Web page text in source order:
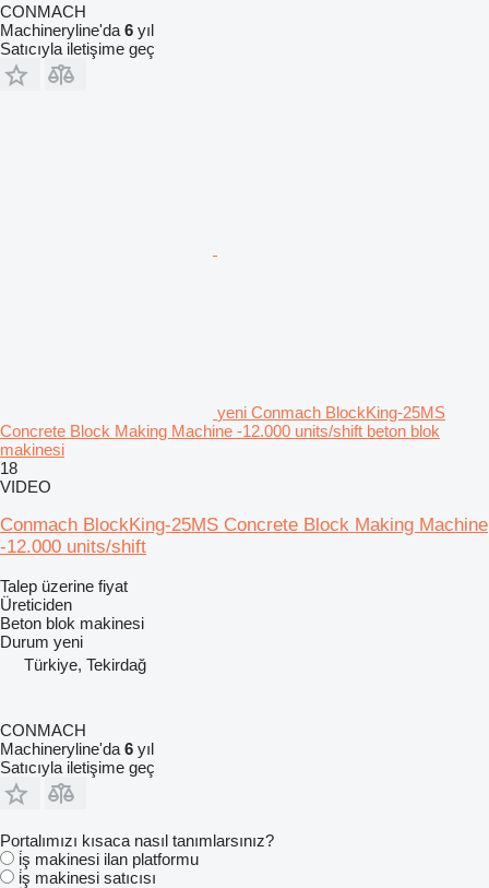
CONMACH
Machineryline'da 6 yıl
Satıcıyla iletişime geç
yeni Conmach BlockKing-25MS
Concrete Block Making Machine -12.000 units/shift beton blok
makinesi
18
VIDEO
Conmach BlockKing-25MS Concrete Block Making Machine
-12.000 units/shift
Talep üzerine fiyat
Üreticiden
Beton blok makinesi
Durum yeni
Türkiye, Tekirdağ
CONMACH
Machineryline'da 6 yıl
Satıcıyla iletişime geç
Portalımızı kısaca nasıl tanımlarsınız?
i̇ş makinesi ilan platformu
i̇ş makinesi satıcısı